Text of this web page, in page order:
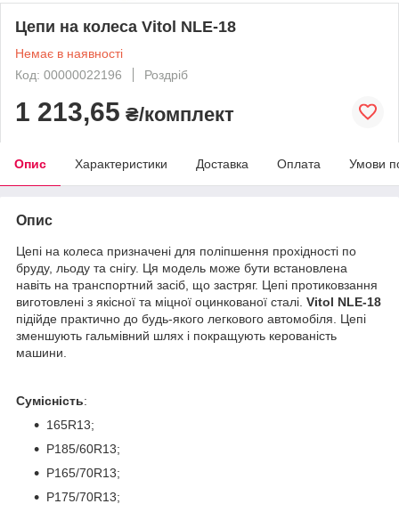
Цепи на колеса Vitol NLE-18
Немає в наявності
Код: 00000022196
Роздріб
1 213,65 ₴/комплект
Опис Характеристики Доставка Оплата Умови
Опис
Цепі на колеса призначені для поліпшення прохідності по
бруду, льоду та снігу. Ця модель може бути встановлена
навіть на транспортний засіб, що застряг. Цепі протиковзання
виготовлені з якісної та міцної оцинкованої сталі. Vitol NLE-18
підійде практично до будь-якого легкового автомобіля. Цепі
зменшують гальмівний шлях і покращують керованість
машини.
Сумісність:
165R13;
P185/60R13;
P165/70R13;
P175/70R13;